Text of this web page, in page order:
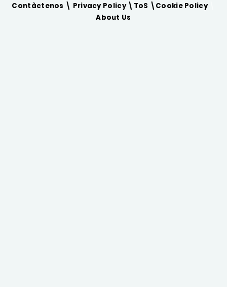
Contàctenos \ Privacy Policy \ ToS \ Cookie Policy\
About Us